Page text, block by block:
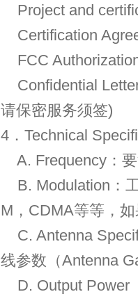
Project and
Certification
FCC
Confidential
请保密服务须签)
4．Technical
A. Frequency：
B. Modulation：
M，CDMA等等，
C. Antenna
线参数（Antenna
D. Output Power